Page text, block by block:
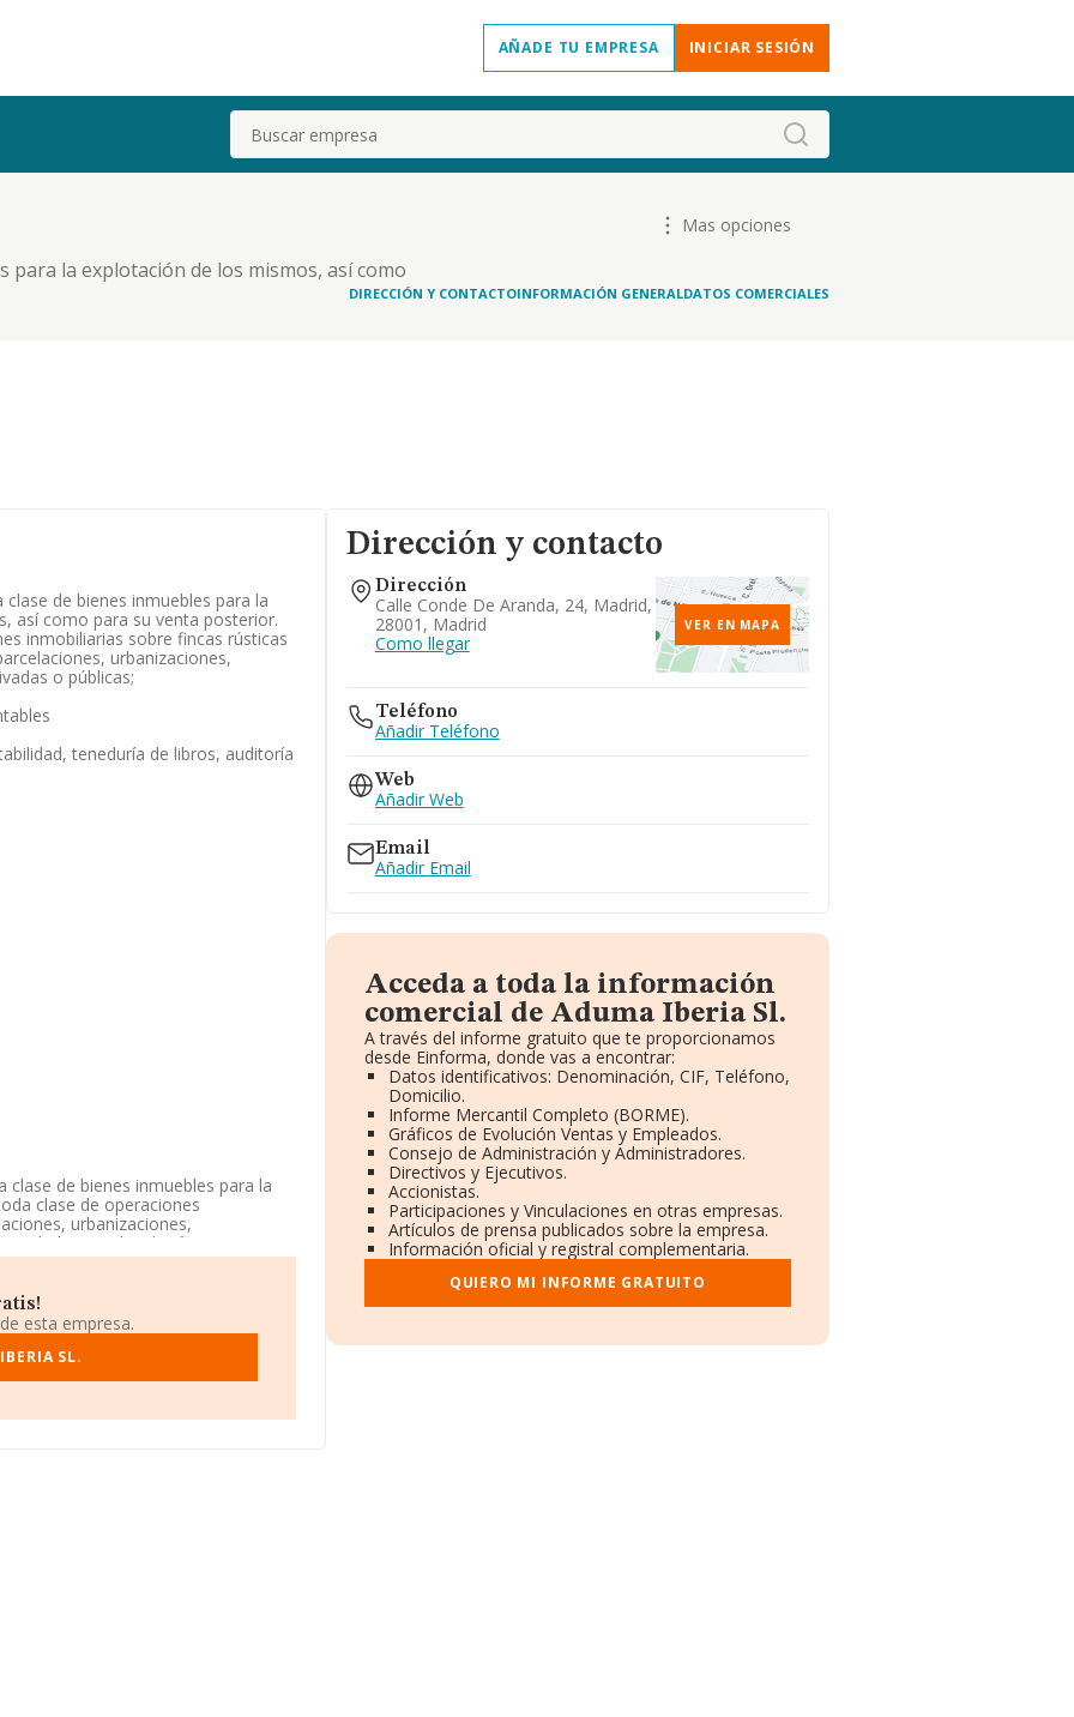
AÑADE TU EMPRESA INICIAR SESIÓN
Buscar
para la explotación de los mismos, así como
inmobiliarias sobre fincas rústicas y urbanas;
Mas opciones
DIRECCIÓN Y CONTACTOINFORMACIÓN GENERALDATOS COMERCIALES
de bienes inmuebles para la
así como para su venta posterior.
inmobiliarias sobre fincas rústicas
urbanizaciones,
o públicas;
teneduría de libros, auditoría
de bienes inmuebles para la
clase de operaciones
urbanizaciones,
Limitada. Clasifica su
auditoría y asesoría fiscal',
fiscal en Calle Conde De Aranda
pertenecientes al sector, la
la información sobre Madrid,
esta empresa.
SL.
Dirección y contacto
Dirección
Calle Conde De Aranda, 24, Madrid,
28001, Madrid
Como llegar
VER EN MAPA
Teléfono
Añadir Teléfono
Web
Añadir Web
Email
Añadir Email
Acceda a toda la información
comercial de Aduma Iberia Sl.
A través del informe gratuito que te proporcionamos
desde Einforma, donde vas a encontrar:
Datos identificativos: Denominación, CIF, Teléfono,
Domicilio.
Informe Mercantil Completo (BORME).
Gráficos de Evolución Ventas y Empleados.
Consejo de Administración y Administradores.
Directivos y Ejecutivos.
Accionistas.
Participaciones y Vinculaciones en otras empresas.
Artículos de prensa publicados sobre la empresa.
Información oficial y registral complementaria.
QUIERO MI INFORME GRATUITO